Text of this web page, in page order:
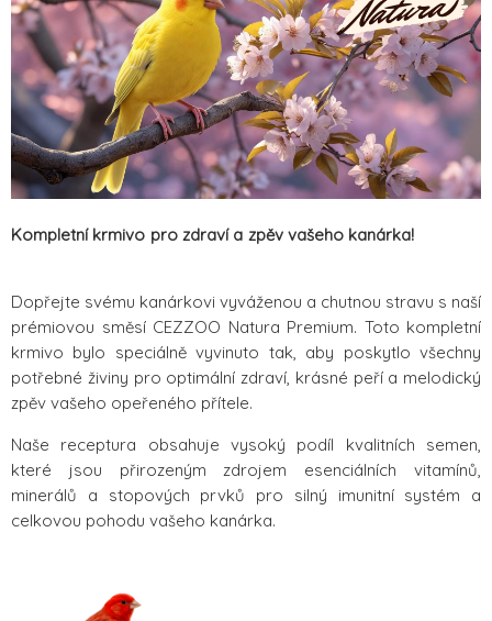
Kompletní krmivo pro zdraví a zpěv vašeho kanárka!
Dopřejte svému kanárkovi vyváženou a chutnou stravu s naší
prémiovou směsí CEZZOO Natura Premium. Toto kompletní
krmivo bylo speciálně vyvinuto tak, aby poskytlo všechny
potřebné živiny pro optimální zdraví, krásné peří a melodický
zpěv vašeho opeřeného přítele.
Naše receptura obsahuje vysoký podíl kvalitních semen,
které jsou přirozeným zdrojem esenciálních vitamínů,
minerálů a stopových prvků pro silný imunitní systém a
celkovou pohodu vašeho kanárka.